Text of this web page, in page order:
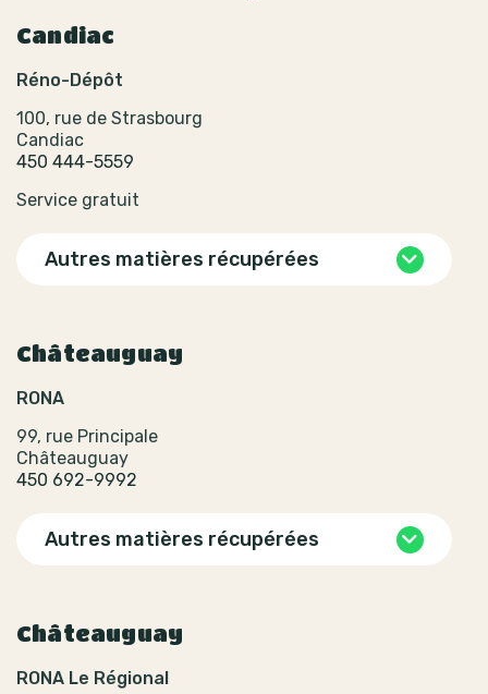
Candiac
Réno-Dépôt
100, rue de Strasbourg
Candiac
450 444-5559
Service gratuit
Autres matières récupérées
Châteauguay
RONA
99, rue Principale
Châteauguay
450 692-9992
Autres matières récupérées
Châteauguay
RONA Le Régional